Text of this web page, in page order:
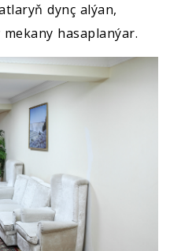
dynç alýan,
hasaplanýar.